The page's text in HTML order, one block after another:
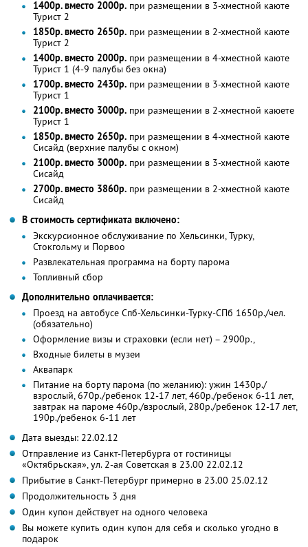
1400р. вместо 2000р. при размещении в 3-хместной каюте
Турист 2
1850р. вместо 2650р. при размещении в 2-хместной каюте
Турист 2
1400р. вместо 2000р. при размещении в 4-хместной каюте
Турист 1 (4-9 палубы без окна)
1700р. вместо 2430р. при размещении в 3-хместной каюте
Турист 1
2100р. вместо 3000р. при размещении в 2-хместной каюете
Турист 1
1850р. вместо 2650р. при размещении в 4-хместной каюте
Сисайд (верхние палубы с окном)
2100р. вместо 3000р. при размещении в 3-хместной каюте
Сисайд
2700р. вместо 3860р. при размещении в 2-хместной каюте
Сисайд
В стоимость сертификата включено:
Экскурсионное обслуживание по Хельсинки, Турку,
Стокгольму и Порвоо
Развлекательная программа на борту парома
Топливный сбор
Дополнительно оплачивается:
Проезд на автобусе Спб-Хельсинки-Турку-СПб 1650р./чел.
(обязательно)
Оформление визы и страховки (если нет) – 2900р.,
Входные билеты в музеи
Аквапарк
Питание на борту парома (по желанию): ужин 1430р./
взрослый, 670р./ребенок 12-17 лет, 460р./ребенок 6-11 лет,
завтрак на пароме 460р./взрослый, 280р./ребенок 12-17 лет,
190р./ребенок 6-11 лет
Дата выезды: 22.02.12
Отправление из Санкт-Петербурга от гостиницы
«Октябрьская», ул. 2-ая Советская в 23.00 22.02.12
Прибытие в Санкт-Петербург примерно в 23.00 25.02.12
Продолжительность 3 дня
Один купон действует на одного человека
Вы можете купить один купон для себя и сколько угодно в
подарок